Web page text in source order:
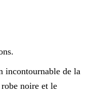
incontournable de la
noire et le